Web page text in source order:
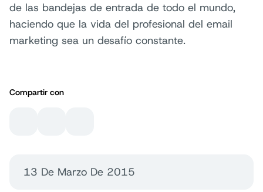
de las bandejas de entrada de todo el mundo,
haciendo que la vida del profesional del email
marketing sea un desafío constante.
Compartir con
13 De Marzo De 2015